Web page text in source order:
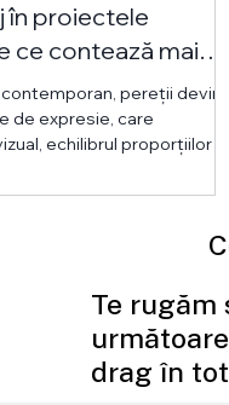
în proiectele
ce contează mai
la prima vedere
pereții devin
de expresie, care
echilibrul proporțiilor și
ca o soluție versatilă
în care sunt gândite în
Te rugăm
drag în